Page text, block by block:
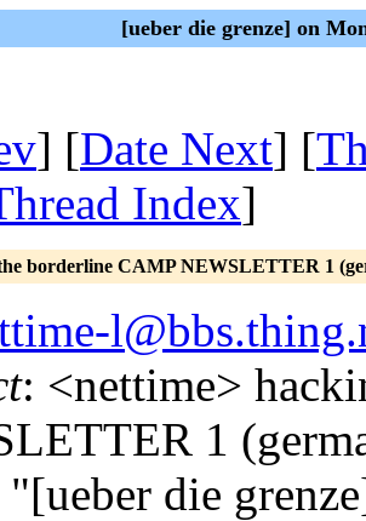
[ueber die grenze] on
] [Date Next] [
Index]
borderline CAMP NEWSLETTER 1
: <nettime>
1
"[ueber die